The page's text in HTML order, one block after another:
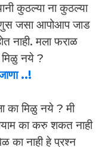
कुठल्या ना कुठल्या
जसा आपोआप जाड
नाही. मला फराळ
मिळु नये ?
..!
का मिळु नये ? मी
का करु शकत नाही
का नाही हे प्रश्न